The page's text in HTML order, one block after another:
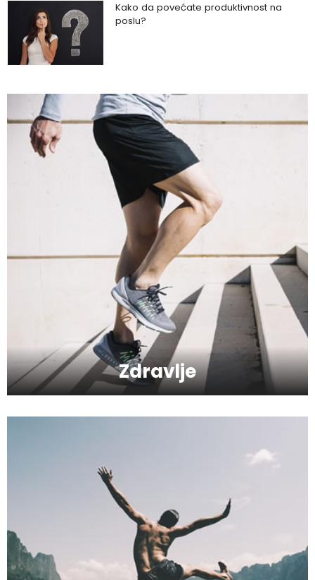
Kako da povećate produktivnost na
poslu?
zdravlje na viši nivo?
Kako da napravite razliku između
toksične veze i zdravog partnerskog
Kako da imate blistavu kožu bez skupih
tretmana?
Kako da se podmladite uz kreme sa
hijaluronom
Kako da serumom oživite svoje lice?
Hiruška operacija gornjih i donjih kapaka
- Blefaroplastika
Zdravlje